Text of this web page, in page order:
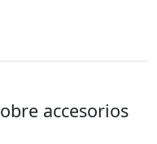
accesorios